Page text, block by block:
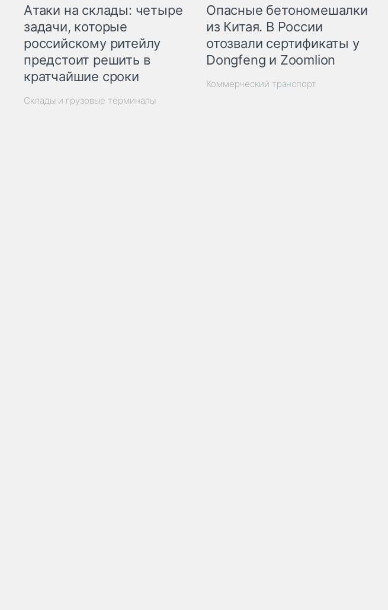
Атаки на склады: четыре
задачи, которые
российскому ритейлу
предстоит решить в
кратчайшие сроки
Склады и грузовые терминалы
Опасные бетономешалки
из Китая. В России
отозвали сертификаты у
Dongfeng и Zoomlion
Коммерческий транспорт